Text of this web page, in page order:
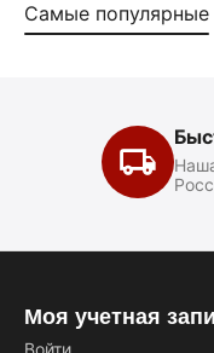
Самые популярные
Моя учетная
Войти